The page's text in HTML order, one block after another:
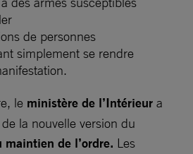
de personnes
simplement se rendre
le ministère de l’Intérieur a
la nouvelle version du
de l’ordre. Les